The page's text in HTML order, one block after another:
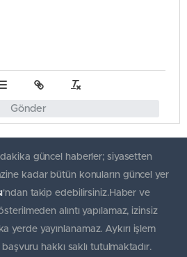
Gönder
güncel haberler; siyasetten
kadar bütün konuların güncel yer
'ndan takip edebilirsiniz.Haber ve
alıntı yapılamaz, izinsiz
yerde yayınlanamaz. Aykırı işlem
hakkı saklı tutulmaktadır.